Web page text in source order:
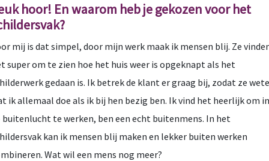
hoor! En waarom heb je gekozen voor het
mij is dat simpel, door mijn werk maak ik mensen blij. Ze
super om te zien hoe het huis weer is opgeknapt als het
gedaan is. Ik betrek de klant er graag bij, zodat ze
ik allemaal doe als ik bij hen bezig ben. Ik vind het heerlijk om in
buitenlucht te werken, ben een echt buitenmens. In het
kan ik mensen blij maken en lekker buiten werken
Wat wil een mens nog meer?